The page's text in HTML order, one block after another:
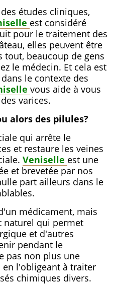
études cliniques,
est considéré
pour le traitement des
elles peuvent être
tout, beaucoup de gens
le médecin. Et cela est
le contexte des
vous aide à vous
varices.
alors des pilules?
qui arrête le
et restaure les veines
Veniselle est une
et brevetée par nos
part ailleurs dans le
médicament, mais
naturel qui permet
et d'autres
pendant le
pas non plus une
l'obligeant à traiter
chimiques divers.